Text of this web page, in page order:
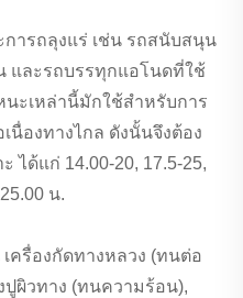
ารถลุงแร่ เช่น รถสนับสนุน
และรถบรรทุกแอโนดที่ใช้
นะเหล่านี้มักใช้สำหรับการ
นื่องทางไกล ดังนั้นจึงต้อง
ได้แก่ 14.00-20, 17.5-25,
น.
ครื่องกัดทางหลวง (ทนต่อ
ปูผิวทาง (ทนความร้อน),